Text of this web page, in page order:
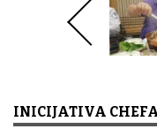
INICIJATIVA